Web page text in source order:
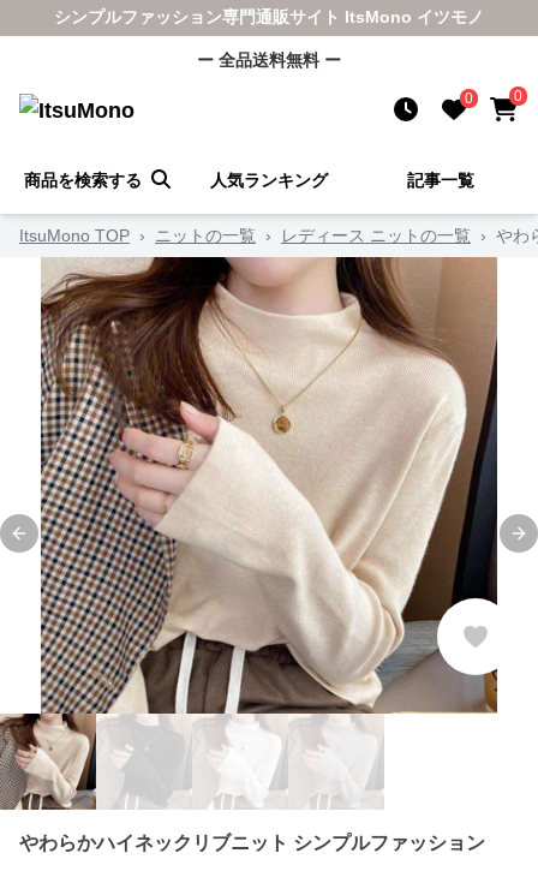
シンプルファッション専門通販サイト ItsMono イツモノ
ー 全品送料無料 ー
0 0
商品を検索する 人気ランキング 記事一覧
ItsuMono TOP › ニットの一覧 › レディース ニットの一覧 › やわ
Previous slide
やわらかハイネックリブニット シンプルファッション